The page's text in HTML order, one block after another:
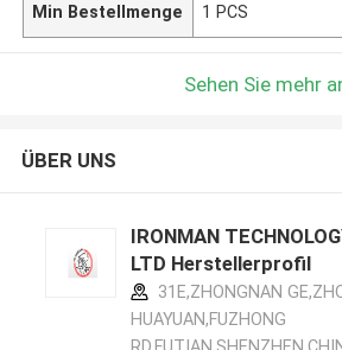
Min Bestellmenge 1 PCS
Sehen Sie mehr
ÜBER UNS
IRONMAN
LTD Herstellerprofil
31E,ZHONGNAN
HUAYUAN,FUZHONG